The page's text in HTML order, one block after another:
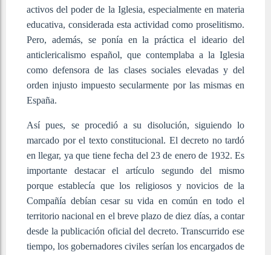
activos del poder de la Iglesia, especialmente en materia
educativa, considerada esta actividad como proselitismo.
Pero, además, se ponía en la práctica el ideario del
anticlericalismo español, que contemplaba a la Iglesia
como defensora de las clases sociales elevadas y del
orden injusto impuesto secularmente por las mismas en
España.
Así pues, se procedió a su disolución, siguiendo lo
marcado por el texto constitucional. El decreto no tardó
en llegar, ya que tiene fecha del 23 de enero de 1932. Es
importante destacar el artículo segundo del mismo
porque establecía que los religiosos y novicios de la
Compañía debían cesar su vida en común en todo el
territorio nacional en el breve plazo de diez días, a contar
desde la publicación oficial del decreto. Transcurrido ese
tiempo, los gobernadores civiles serían los encargados de